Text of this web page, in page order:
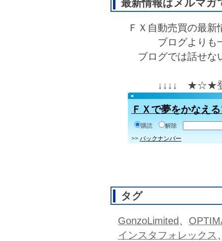
最新情報はメルマガ
ＦＸ自動売買の最
ブログよりも
ブログでは話せな
↓↓↓↓ ★☆★
ＦＸで夢をかなえ
購読
解除
>> バックナンバー
タグ
GonzoLimited、
インスタフォレックス